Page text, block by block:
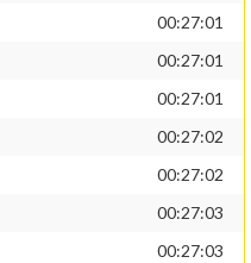
00:27:01
00:27:01
00:27:01
00:27:02
00:27:02
00:27:03
00:27:03